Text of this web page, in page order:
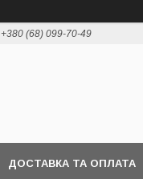
+380 (68) 099-70-49
ДОСТАВКА ТА ОПЛАТА